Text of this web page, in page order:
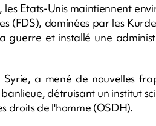
les Etats-Unis maintiennent
(FDS), dominées par les
guerre et installé une
a mené de nouvelles
détruisant un institut
droits de l'homme (OSDH).